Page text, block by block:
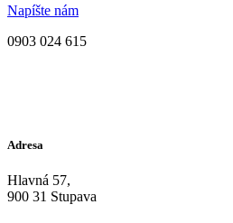
Napíšte nám
0903 024 615
Adresa
Hlavná 57,
900 31 Stupava